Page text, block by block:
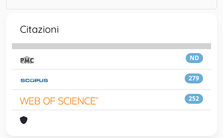
Citazioni
ND
279
252